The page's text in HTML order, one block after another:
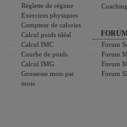
Réglette de régime
Exercices physiques
Compteur de calories
Calcul poids idéal
Calcul IMC
Courbe de poids
Calcul IMG
Grossesse mois par
mois
Forum
Forum
Forum
Forum